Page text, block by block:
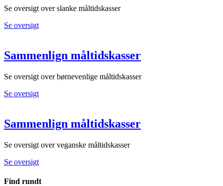
Se oversigt over slanke måltidskasser
Se oversigt
Sammenlign måltidskasser
Se oversigt over børnevenlige måltidskasser
Se oversigt
Sammenlign måltidskasser
Se oversigt over veganske måltidskasser
Se oversigt
Find rundt